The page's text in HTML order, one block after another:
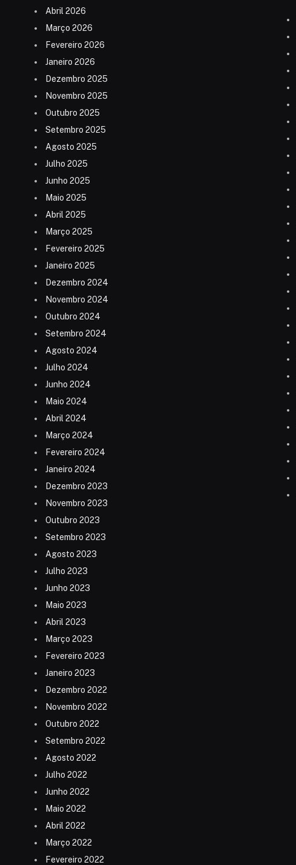
Abril 2026
Março 2026
Fevereiro 2026
Janeiro 2026
Dezembro 2025
Novembro 2025
Outubro 2025
Setembro 2025
Agosto 2025
Julho 2025
Junho 2025
Maio 2025
Abril 2025
Março 2025
Fevereiro 2025
Janeiro 2025
Dezembro 2024
Novembro 2024
Outubro 2024
Setembro 2024
Agosto 2024
Julho 2024
Junho 2024
Maio 2024
Abril 2024
Março 2024
Fevereiro 2024
Janeiro 2024
Dezembro 2023
Novembro 2023
Outubro 2023
Setembro 2023
Agosto 2023
Julho 2023
Junho 2023
Maio 2023
Abril 2023
Março 2023
Fevereiro 2023
Janeiro 2023
Dezembro 2022
Novembro 2022
Outubro 2022
Setembro 2022
Agosto 2022
Julho 2022
Junho 2022
Maio 2022
Abril 2022
Março 2022
Fevereiro 2022